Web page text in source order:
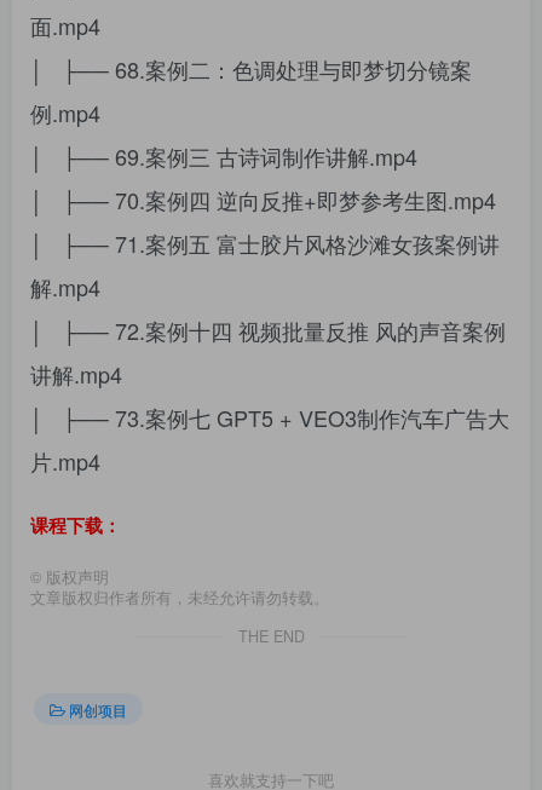
面.mp4
│ ├── 68.案例二：色调处理与即梦切分镜案
例.mp4
│ ├── 69.案例三 古诗词制作讲解.mp4
│ ├── 70.案例四 逆向反推+即梦参考生图.mp4
│ ├── 71.案例五 富士胶片风格沙滩女孩案例讲
解.mp4
│ ├── 72.案例十四 视频批量反推 风的声音案例
讲解.mp4
│ ├── 73.案例七 GPT5 + VEO3制作汽车广告大
片.mp4
课程下载：
© 版权声明
文章版权归作者所有，未经允许请勿转载。
THE END
网创项目
喜欢就支持一下吧